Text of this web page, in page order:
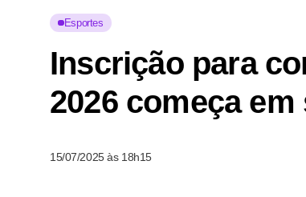
Esportes
Inscrição para
2026 começa
15/07/2025 às 18h15